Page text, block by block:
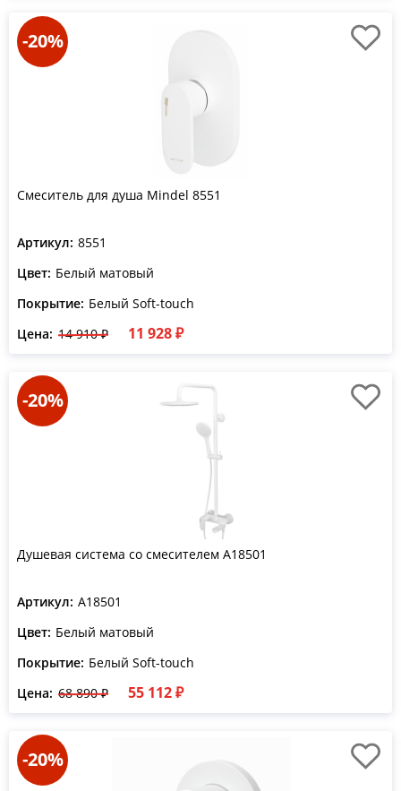
-20%
Смеситель для душа Mindel 8551
Артикул: 8551
Цвет: Белый матовый
Покрытие: Белый Soft-touch
Цена: 14 910 ₽ 11 928 ₽
-20%
Душевая система со смесителем A18501
Артикул: A18501
Цвет: Белый матовый
Покрытие: Белый Soft-touch
Цена: 68 890 ₽ 55 112 ₽
-20%